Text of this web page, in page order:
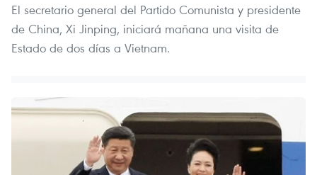
El secretario general del Partido Comunista y presidente
de China, Xi Jinping, iniciará mañana una visita de
Estado de dos días a Vietnam.